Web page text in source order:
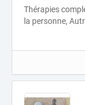
Thérapies
la personne,